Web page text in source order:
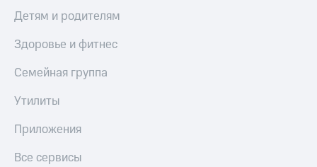
номер
автоплатежа
другого
Детям и родителям
Здоровье и фитнес
Семейная группа
Утилиты
Приложения
Все сервисы